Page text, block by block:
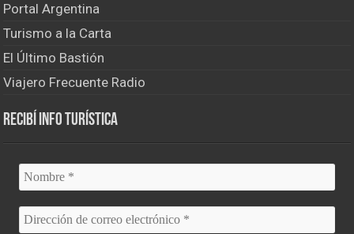
Portal Argentina
Turismo a la Carta
El Último Bastión
Viajero Frecuente Radio
Recibí info turística